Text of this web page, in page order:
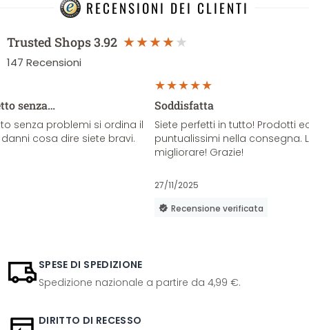
RECENSIONI DEI CLIENTI
Trusted Shops3.92
147 Recensioni
senza…
senza problemi si ordina il
cosa dire siete bravi.
Soddisfatta
Siete perfetti in tutto! Prodotti
puntualissimi nella consegna.
migliorare! Grazie!
27/11/2025
Recensione verificata
SPESE DI SPEDIZIONE
Spedizione nazionale a partire da 4,99 €.
DIRITTO DI RECESSO